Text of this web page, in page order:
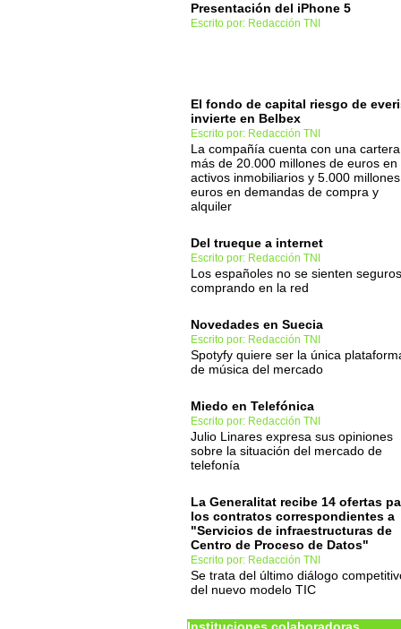
Presentación del iPhone 5
Escrito por: Redacción TNI
El fondo de capital riesgo de
invierte en Belbex
Escrito por: Redacción TNI
La compañía cuenta con una
más de 20.000 millones de euros en
activos inmobiliarios y 5.000
euros en demandas de compra y
alquiler
Del trueque a internet
Escrito por: Redacción TNI
Los españoles no se sienten seguros
comprando en la red
Novedades en Suecia
Escrito por: Redacción TNI
Spotyfy quiere ser la única
de música del mercado
Miedo en Telefónica
Escrito por: Redacción TNI
Julio Linares expresa sus opiniones
sobre la situación del mercado de
telefonía
La Generalitat recibe 14 ofertas
los contratos correspondientes a
"Servicios de infraestructuras de
Centro de Proceso de Datos"
Escrito por: Redacción TNI
Se trata del último diálogo
del nuevo modelo TIC